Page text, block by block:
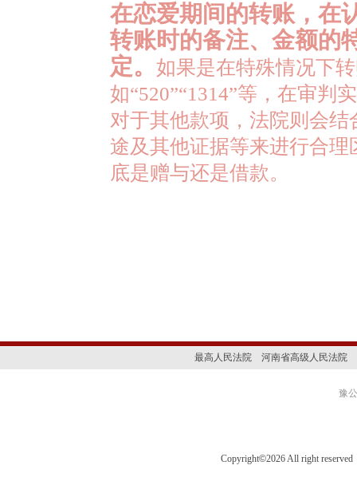
在恋爱期间的转账，在
转账时的备注、金额的
定。 如果是在特殊情况下
如“520”“1314”等，在审判
对于其他款项，法院则会
途及其他证据等来进行合
底是赠与还是借款。
最高人民法院 河南省高级人民法院
豫
Copyright©2026 All right